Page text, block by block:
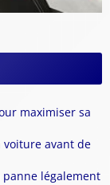
maximiser sa
avant de
légalement